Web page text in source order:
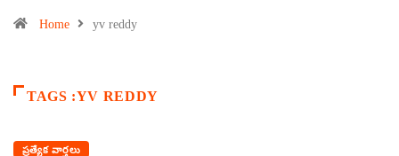
Home yv reddy
TAGS :YV REDDY
ప్రత్యేక వార్తలు